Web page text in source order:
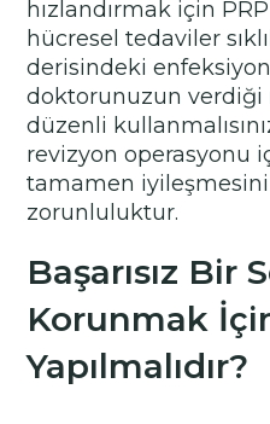
hızlandırmak için
hücresel tedaviler
derisindeki
doktorunuzun
düzenli
revizyon operasyonu
tamamen
zorunluluktur.
Başarısız Bir
Korunmak
Yapılmalıdır?